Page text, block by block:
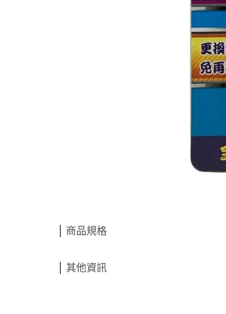
商品規格
其他資訊